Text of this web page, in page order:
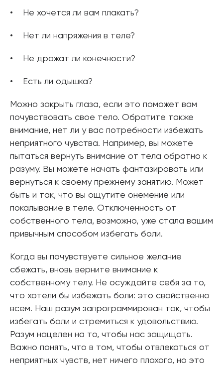
Не хочется ли вам плакать?
Нет ли напряжения в теле?
Не дрожат ли конечности?
Есть ли одышка?
Можно закрыть глаза, если это поможет вам
почувствовать свое тело. Обратите также
внимание, нет ли у вас потребности избежать
неприятного чувства. Например, вы можете
пытаться вернуть внимание от тела обратно к
разуму. Вы можете начать фантазировать или
вернуться к своему прежнему занятию. Может
быть и так, что вы ощутите онемение или
покалывание в теле. Отключенность от
собственного тела, возможно, уже стала вашим
привычным способом избегать боли.
Когда вы почувствуете сильное желание
сбежать, вновь верните внимание к
собственному телу. Не осуждайте себя за то,
что хотели бы избежать боли: это свойственно
всем. Наш разум запрограммирован так, чтобы
избегать боли и стремиться к удовольствию.
Разум нацелен на то, чтобы нас защищать.
Важно понять, что в том, чтобы отвлекаться от
неприятных чувств, нет ничего плохого, но это